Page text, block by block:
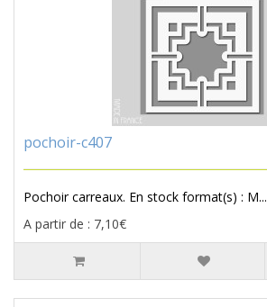
pochoir-c407
Pochoir carreaux. En stock format(s) : M...
A partir de : 7,10€